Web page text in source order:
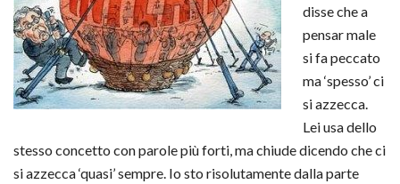
disse che a
pensar male
si fa peccato
ma ‘spesso’ ci
si azzecca.
Lei usa dello
stesso concetto con parole più forti, ma chiude dicendo che ci
si azzecca ‘quasi’ sempre. Io sto risolutamente dalla parte